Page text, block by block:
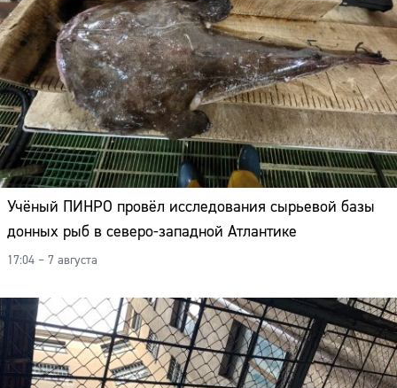
Учёный ПИНРО провёл исследования сырьевой базы
донных рыб в северо-западной Атлантике
17:04 – 7 августа